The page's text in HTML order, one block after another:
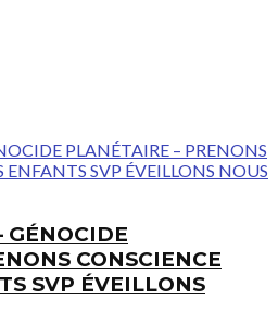
GÉNOCIDE
CONSCIENCE
SVP ÉVEILLONS